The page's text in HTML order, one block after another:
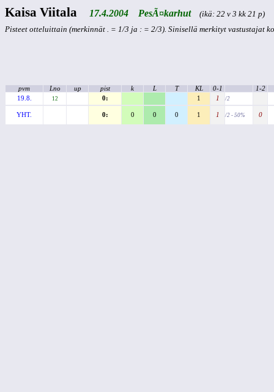
Kaisa Viitala 17.4.2004 PesÃ¤karhut
(ikä: 22 v 3 kk 21 p)
Pisteet otteluittain (merkinnät . = 1/3 ja : = 2/3). Sinisellä merkityt vastustajat
pvm Lno up pist k L T KL 0-1
1-2
19.8.
12 0: 1 1 /2
YHT. 0: 0 0 0 1 1 /2 - 50% 0